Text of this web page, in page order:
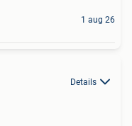
1 aug 26
Details